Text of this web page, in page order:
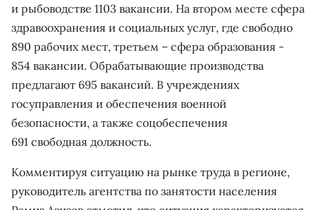
и рыбоводстве 1103 вакансии. На втором месте сфера
здравоохранения и социальных услуг, где свободно
890 рабочих мест, третьем – сфера образования -
854 вакансии. Обрабатывающие производства
предлагают 695 вакансий. В учреждениях
госуправления и обеспечения военной
безопасности, а также соцобеспечения
691 свободная должность.
Комментируя ситуацию на рынке труда в регионе,
руководитель агентства по занятости населения